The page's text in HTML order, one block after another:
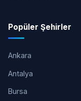
Popüler Şehirler
Ankara
Antalya
Bursa